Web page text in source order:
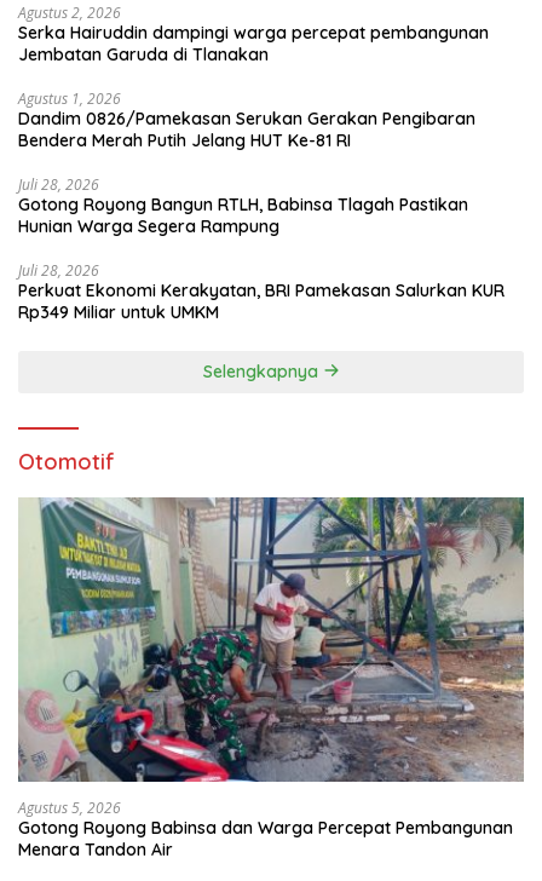
Agustus 2, 2026
Serka Hairuddin dampingi warga percepat pembangunan
Jembatan Garuda di Tlanakan
Agustus 1, 2026
Dandim 0826/Pamekasan Serukan Gerakan Pengibaran
Bendera Merah Putih Jelang HUT Ke-81 RI
Juli 28, 2026
Gotong Royong Bangun RTLH, Babinsa Tlagah Pastikan
Hunian Warga Segera Rampung
Juli 28, 2026
Perkuat Ekonomi Kerakyatan, BRI Pamekasan Salurkan KUR
Rp349 Miliar untuk UMKM
Selengkapnya
Otomotif
Agustus 5, 2026
Gotong Royong Babinsa dan Warga Percepat Pembangunan
Menara Tandon Air